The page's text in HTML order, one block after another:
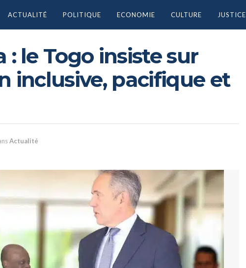
ACTUALITÉ POLITIQUE ECONOMIE CULTURE JUSTICE
: le Togo insiste sur
inclusive, pacifique et
Actualité